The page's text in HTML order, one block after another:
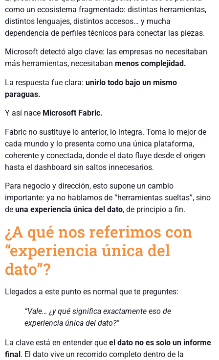
como un ecosistema fragmentado: distintas herramientas,
distintos lenguajes, distintos accesos… y mucha
dependencia de perfiles técnicos para conectar las piezas.
Microsoft detectó algo clave: las empresas no necesitaban
más herramientas, necesitaban menos complejidad.
La respuesta fue clara: unirlo todo bajo un mismo
paraguas.
Y así nace Microsoft Fabric.
Fabric no sustituye lo anterior, lo integra. Toma lo mejor de
cada mundo y lo presenta como una única plataforma,
coherente y conectada, donde el dato fluye desde el origen
hasta el dashboard sin saltos innecesarios.
Para negocio y dirección, esto supone un cambio
importante: ya no hablamos de “herramientas sueltas”, sino
de una experiencia única del dato, de principio a fin.
¿A qué nos referimos con
“experiencia única del
dato”?
Llegados a este punto es normal que te preguntes:
“Vale… ¿y qué significa exactamente eso de
experiencia única del dato?”
La clave está en entender que el dato no es solo un informe
final . El dato vive un recorrido completo dentro de la